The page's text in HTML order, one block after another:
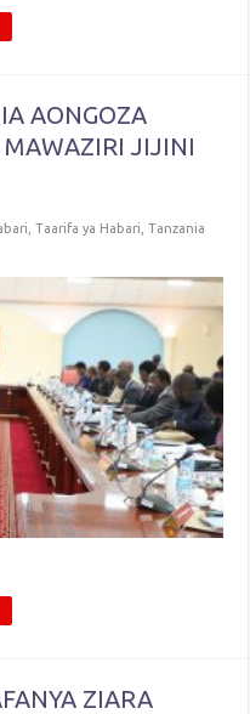
AONGOZA
JIJINI
,Taarifa ya Habari ,Tanzania
ZIARA